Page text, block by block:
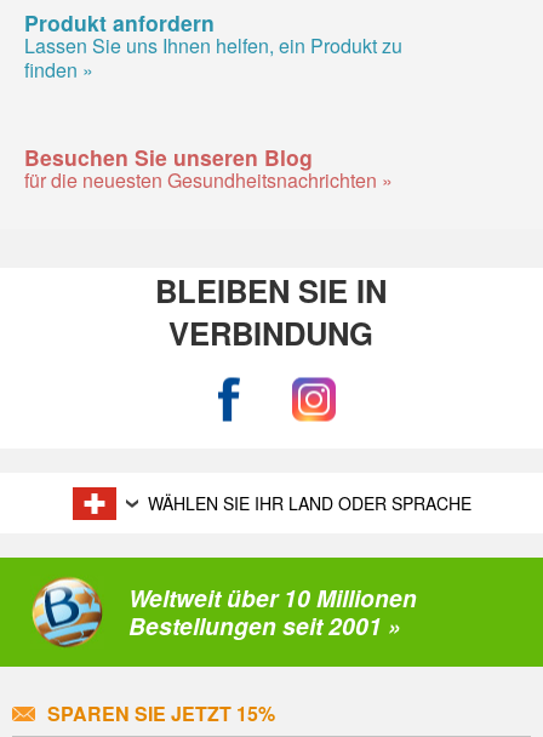
Produkt anfordern
Lassen Sie uns Ihnen helfen, ein Produkt zu
finden »
Besuchen Sie unseren Blog
für die neuesten Gesundheitsnachrichten »
BLEIBEN SIE IN
VERBINDUNG
WÄHLEN SIE IHR LAND ODER SPRACHE
Weltweit über 10 Millionen
Bestellungen seit 2001 »
SPAREN SIE JETZT 15%